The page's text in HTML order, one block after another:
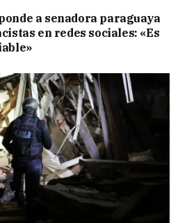
a senadora paraguaya
en redes sociales: «Es